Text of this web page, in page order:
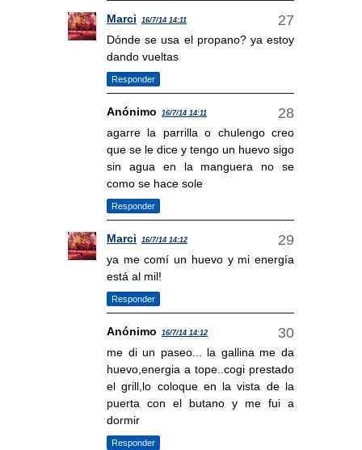
Marci 16/7/14 14:11
Dónde se usa el propano? ya estoy
dando vueltas
Responder
Anónimo 16/7/14 14:11
agarre la parrilla o chulengo creo
que se le dice y tengo un huevo sigo
sin agua en la manguera no se
como se hace sole
Responder
Marci 16/7/14 14:12
ya me comí un huevo y mi energía
está al mil!
Responder
Anónimo 16/7/14 14:12
me di un paseo... la gallina me da
huevo,energia a tope..cogi prestado
el grill,lo coloque en la vista de la
puerta con el butano y me fui a
dormir
Responder